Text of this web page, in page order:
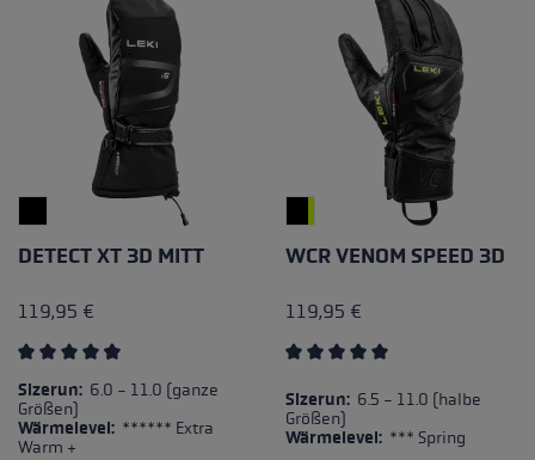
DETECT XT 3D MITT
119,95 €
Durchschnittliche Bewertung von 4.5 von 5 Sternen
Sizerun: 6.0 - 11.0 (ganze
Größen)
Wärmelevel: ****** Extra
Warm +
WCR VENOM SPEED 3D
119,95 €
Sizerun: 6.5 - 11.0 (halbe
Größen)
Wärmelevel: *** Spring